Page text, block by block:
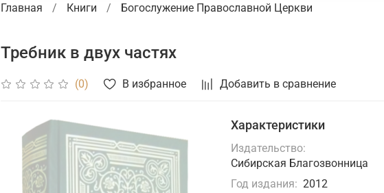
Главная Книги Богослужение Православной Церкви
Требник в двух частях
(0) В избранное Добавить в сравнение
Характеристики
Издательство:
Сибирская Благозвонница
Год издания: 2012